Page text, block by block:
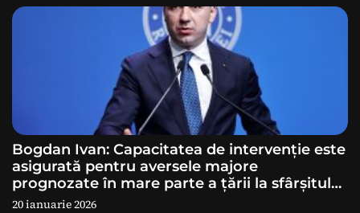
Bogdan Ivan: Capacitatea de intervenție este
asigurată pentru aversele majore
prognozate în mare parte a ţării la sfârșitul
săptămânii
20 ianuarie 2026